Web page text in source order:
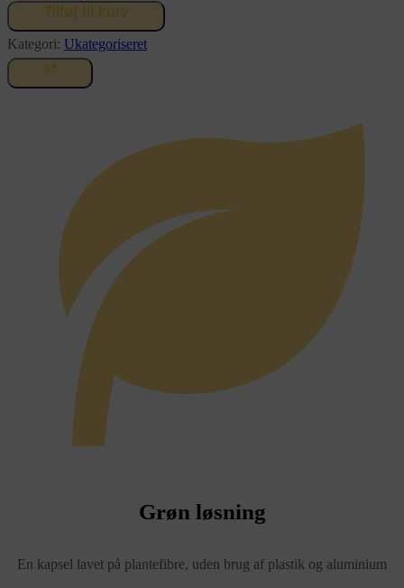
Tilføj til kurv
Kategori: Ukategoriseret
Grøn løsning
En kapsel lavet på plantefibre, uden brug af plastik og aluminium